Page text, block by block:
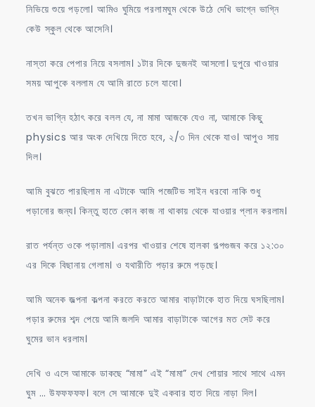
নিভিয়ে শুয়ে পড়লো। আমিও ঘুমিয়ে পরলামঘুম থেকে উঠে দেখি ভাগ্নে ভাগ্নি
কেউ স্কুল থেকে আসেনি।
নাস্তা করে পেপার নিয়ে বসলাম। ১টার দিকে দুজনই আসলো। দুপুরে খাওয়ার
সময় আপুকে বললাম যে আমি রাতে চলে যাবো।
তখন ভাগ্নি হঠাৎ করে বলল যে, না মামা আজকে যেও না, আমাকে কিছু
physics আর অংক দেখিয়ে দিতে হবে, ২/৩ দিন থেকে যাও। আপুও সায়
দিল।
আমি বুঝতে পারছিলাম না এটাকে আমি পজেটিভ সাইন ধরবো নাকি শুধু
পড়ানোর জন্য। কিন্তু হাতে কোন কাজ না থাকায় থেকে যাওয়ার প্লান করলাম।
রাত পর্যন্ত ওকে পড়ালাম। এরপর খাওয়ার শেষে হালকা গল্পগুজব করে ১২:৩০
এর দিকে বিছানায় গেলাম। ও যথারীতি পড়ার রুমে পড়ছে।
আমি অনেক জল্পনা কল্পনা করতে করতে আমার বাড়াটাকে হাত দিয়ে ঘসছিলাম।
পড়ার রুমের শব্দ পেয়ে আমি জলদি আমার বাড়াটাকে আগের মত সেট করে
ঘুমের ভান ধরলাম।
দেখি ও এসে আমাকে ডাকছে “মামা” এই “মামা” দেখ শোয়ার সাথে সাথে এমন
ঘুম … উফফফফফ। বলে সে আমাকে দুই একবার হাত দিয়ে নাড়া দিল।